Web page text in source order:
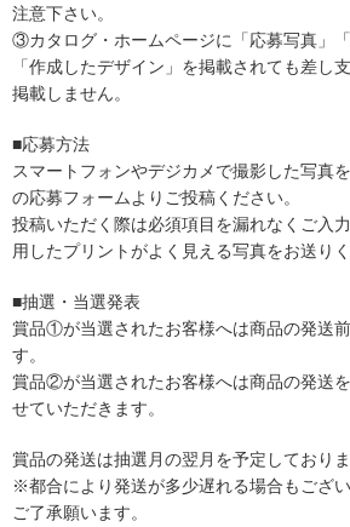
注意下さい。
③カタログ・ホームページに「応募写真」「
「作成したデザイン」を掲載されても差
掲載しません。
■応募方法
スマートフォンやデジカメで撮影した写真
の応募フォームよりご投稿ください。
投稿いただく際は必須項目を漏れなくご入
用したプリントがよく見える写真をお送りく
■抽選・当選発表
賞品①が当選されたお客様へは商品の発送
す。
賞品②が当選されたお客様へは商品の発送
せていただきます。
賞品の発送は抽選月の翌月を予定しており
※都合により発送が多少遅れる場合もござ
ご了承願います。